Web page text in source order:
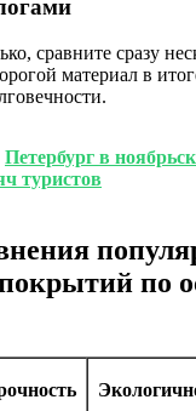
сравните сразу
материал в
Петербург в
туристов
по